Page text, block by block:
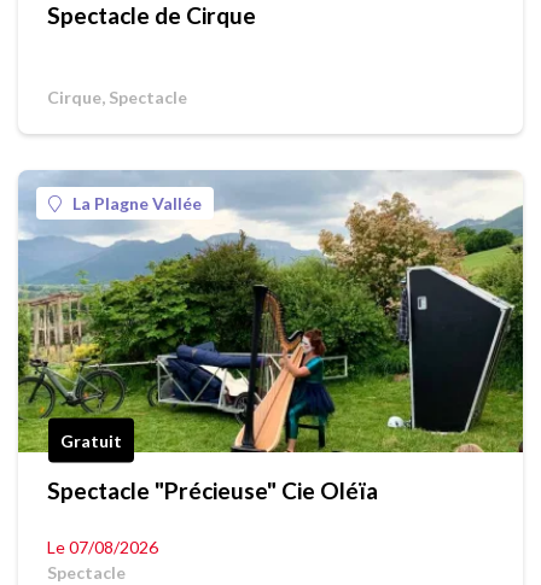
Spectacle de Cirque
Cirque, Spectacle
La Plagne Vallée
Gratuit
Spectacle "Précieuse" Cie Oléïa
Le 07/08/2026
Spectacle